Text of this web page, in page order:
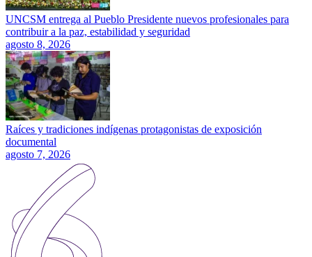
UNCSM entrega al Pueblo Presidente nuevos profesionales para
contribuir a la paz, estabilidad y seguridad
agosto 8, 2026
Raíces y tradiciones indígenas protagonistas de exposición
documental
agosto 7, 2026